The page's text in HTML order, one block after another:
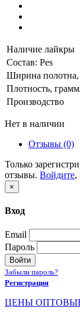
Наличие лайкры
Состав: Pes
Ширина полотна,
Плотность,
Производство
Нет в наличии
Отзывы (0)
Только
отзывы. Войдите,
×
Вход
Email
Пароль
Войти
Забыли пароль?
Регистрация
ЦЕНЫ ОПТОВЫЕ!